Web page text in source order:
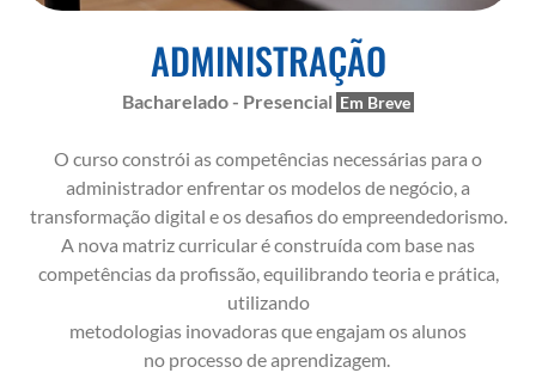
ADMINISTRAÇÃO
Bacharelado - Presencial
O curso constrói as competências necessárias para o
administrador enfrentar os modelos de negócio, a
transformação digital e os desafios do empreendedorismo.
A nova matriz curricular é construída com base nas
competências da profissão, equilibrando teoria e prática,
utilizando
metodologias inovadoras que engajam os alunos
no processo de aprendizagem.